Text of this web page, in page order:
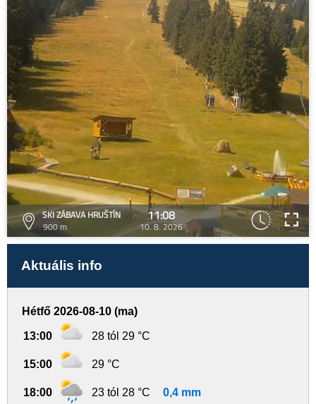
SKI ZÁBAVA HRUŠTÍN
900 m
11:08
10. 8. 2026
Aktuális info
Hétfő 2026-08-10 (ma)
13:00 28 tól 29 °C
15:00 29 °C
18:00 23 tól 28 °C 0,4 mm